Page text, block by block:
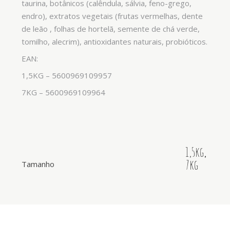
taurina, botânicos (calêndula, sálvia, feno-grego,
endro), extratos vegetais (frutas vermelhas, dente
de leão , folhas de hortelã, semente de chá verde,
tomilho, alecrim), antioxidantes naturais, probióticos.
EAN:
1,5KG – 5600969109957
7KG – 5600969109964
Tamanho
1,5kg,
7kg